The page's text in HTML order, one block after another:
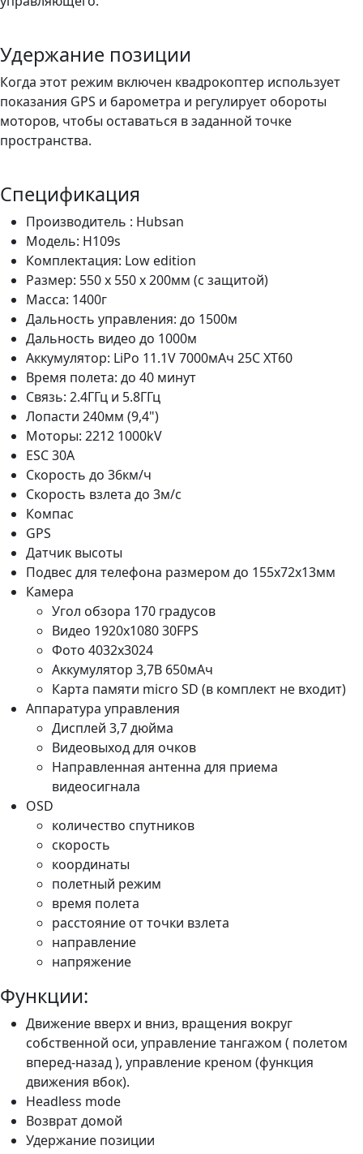
Удержание позиции
Когда этот режим включен квадрокоптер использует
показания GPS и барометра и регулирует обороты
моторов, чтобы оставаться в заданной точке
пространства.
Спецификация
Производитель : Hubsan
Модель: H109s
Комплектация: Low edition
Размер: 550 x 550 x 200мм (c защитой)
Масса: 1400г
Дальность управления: до 1500м
Дальность видео до 1000м
Аккумулятор: LiPo 11.1V 7000мАч 25С XT60
Время полета: до 40 минут
Связь: 2.4ГГц и 5.8ГГц
Лопасти 240мм (9,4")
Моторы: 2212 1000kV
ESC 30A
Скорость до 36км/ч
Скорость взлета до 3м/с
Компас
GPS
Датчик высоты
Подвес для телефона размером до 155х72х13мм
Камера
Угол обзора 170 градусов
Видео 1920x1080 30FPS
Фото 4032x3024
Аккумулятор 3,7В 650мАч
Карта памяти micro SD (в комплект не входит)
Аппаратура управления
Дисплей 3,7 дюйма
Видеовыход для очков
Направленная антенна для приема
видеосигнала
OSD
количество спутников
скорость
координаты
полетный режим
время полета
расстояние от точки взлета
направление
напряжение
Функции:
Движение вверх и вниз, вращения вокруг
собственной оси, управление тангажом ( полетом
вперед-назад ), управление креном (функция
движения вбок).
Headless mode
Возврат домой
Удержание позиции